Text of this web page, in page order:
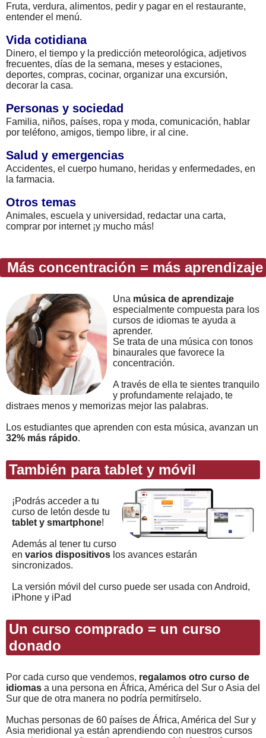
Fruta, verdura, alimentos, pedir y pagar en el restaurante,
entender el menú.
Vida cotidiana
Dinero, el tiempo y la predicción meteorológica, adjetivos
frecuentes, días de la semana, meses y estaciones,
deportes, compras, cocinar, organizar una excursión,
decorar la casa.
Personas y sociedad
Familia, niños, países, ropa y moda, comunicación, hablar
por teléfono, amigos, tiempo libre, ir al cine.
Salud y emergencias
Accidentes, el cuerpo humano, heridas y enfermedades, en
la farmacia.
Otros temas
Animales, escuela y universidad, redactar una carta,
comprar por internet ¡y mucho más!
Más concentración = más aprendizaje
Una música de aprendizaje
especialmente compuesta para los
cursos de idiomas te ayuda a
aprender.
Se trata de una música con tonos
binaurales que favorece la
concentración.
A través de ella te sientes tranquilo
y profundamente relajado, te
distraes menos y memorizas mejor las palabras.
Los estudiantes que aprenden con esta música, avanzan un
32% más rápido.
También para tablet y móvil
¡Podrás acceder a tu
curso de letón desde tu
tablet y smartphone!
Además al tener tu curso
en varios dispositivos los avances estarán
sincronizados.
La versión móvil del curso puede ser usada con Android,
iPhone y iPad
Un curso comprado = un curso
donado
Por cada curso que vendemos, regalamos otro curso de
idiomas a una persona en África, América del Sur o Asia del
Sur que de otra manera no podría permitírselo.
Muchas personas de 60 países de África, América del Sur y
Asia meridional ya están aprendiendo con nuestros cursos